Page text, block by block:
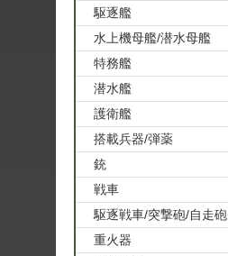
駆逐艦
水上機母艦/潜水母艦
特務艦
潜水艦
護衛艦
搭載兵器/弾薬
銃
戦車
駆逐戦車/突撃砲/自走砲
重火器